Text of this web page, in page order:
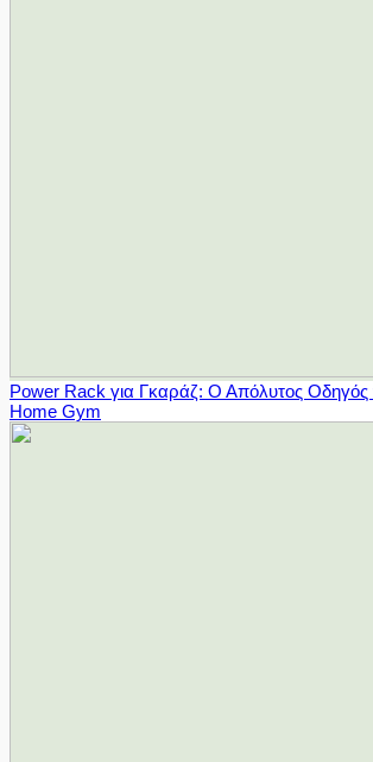
Power Rack για Γκαράζ: Ο Απόλυτος Οδηγός
Home Gym